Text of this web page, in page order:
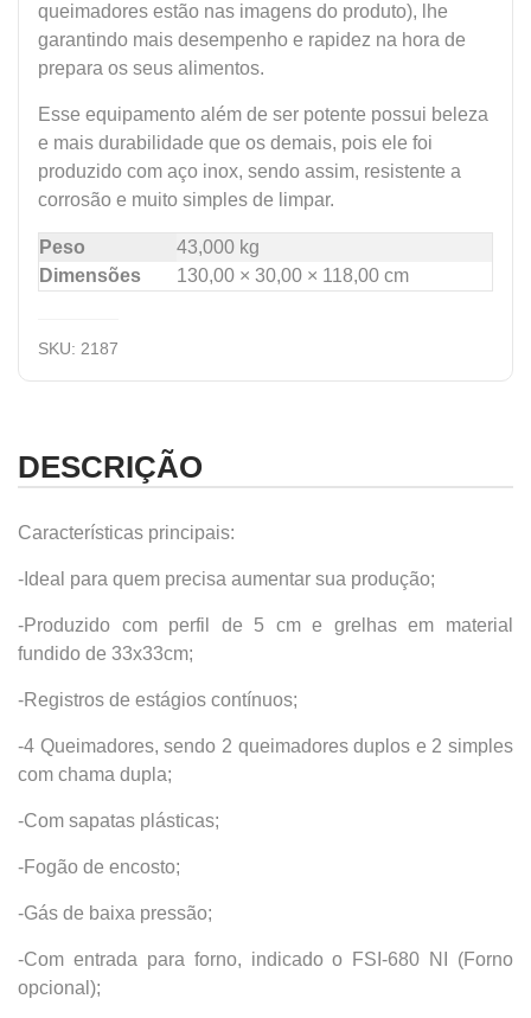
queimadores estão nas imagens do produto), lhe
garantindo mais desempenho e rapidez na hora de
prepara os seus alimentos.
Esse equipamento além de ser potente possui beleza
e mais durabilidade que os demais, pois ele foi
produzido com aço inox, sendo assim, resistente a
corrosão e muito simples de limpar.
Peso
43,000 kg
Dimensões
130,00 × 30,00 × 118,00 cm
SKU: 2187
DESCRIÇÃO
Características principais:
-Ideal para quem precisa aumentar sua produção;
-Produzido com perfil de 5 cm e grelhas em material
fundido de 33x33cm;
-Registros de estágios contínuos;
-4 Queimadores, sendo 2 queimadores duplos e 2 simples
com chama dupla;
-Com sapatas plásticas;
-Fogão de encosto;
-Gás de baixa pressão;
-Com entrada para forno, indicado o FSI-680 NI (Forno
opcional);